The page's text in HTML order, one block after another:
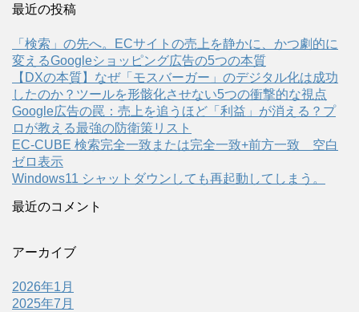
最近の投稿
「検索」の先へ。ECサイトの売上を静かに、かつ劇的に
変えるGoogleショッピング広告の5つの本質
【DXの本質】なぜ「モスバーガー」のデジタル化は成功
したのか？ツールを形骸化させない5つの衝撃的な視点
Google広告の罠：売上を追うほど「利益」が消える？プ
ロが教える最強の防衛策リスト
EC-CUBE 検索完全一致または完全一致+前方一致 空白
ゼロ表示
Windows11 シャットダウンしても再起動してしまう。
最近のコメント
アーカイブ
2026年1月
2025年7月